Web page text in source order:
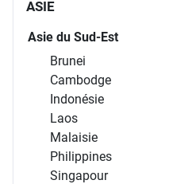
ASIE
Asie du Sud-Est
Brunei
Cambodge
Indonésie
Laos
Malaisie
Philippines
Singapour